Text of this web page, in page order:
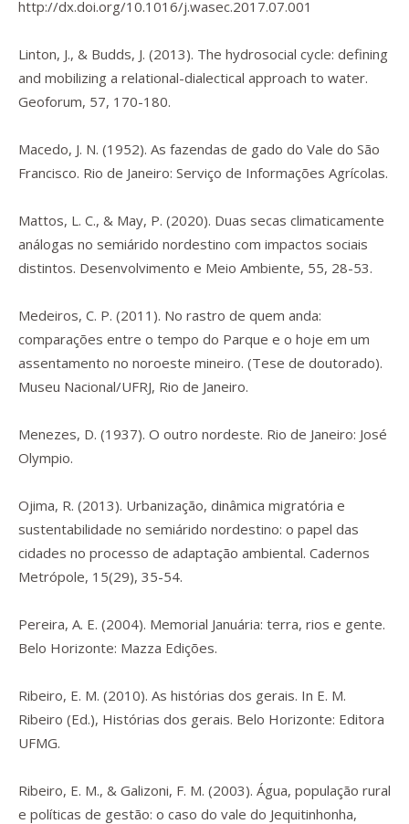
http://dx.doi.org/10.1016/j.wasec.2017.07.001
Linton, J., & Budds, J. (2013). The hydrosocial cycle: defining
and mobilizing a relational-dialectical approach to water.
Geoforum, 57, 170-180.
Macedo, J. N. (1952). As fazendas de gado do Vale do São
Francisco. Rio de Janeiro: Serviço de Informações Agrícolas.
Mattos, L. C., & May, P. (2020). Duas secas climaticamente
análogas no semiárido nordestino com impactos sociais
distintos. Desenvolvimento e Meio Ambiente, 55, 28-53.
Medeiros, C. P. (2011). No rastro de quem anda:
comparações entre o tempo do Parque e o hoje em um
assentamento no noroeste mineiro. (Tese de doutorado).
Museu Nacional/UFRJ, Rio de Janeiro.
Menezes, D. (1937). O outro nordeste. Rio de Janeiro: José
Olympio.
Ojima, R. (2013). Urbanização, dinâmica migratória e
sustentabilidade no semiárido nordestino: o papel das
cidades no processo de adaptação ambiental. Cadernos
Metrópole, 15(29), 35-54.
Pereira, A. E. (2004). Memorial Januária: terra, rios e gente.
Belo Horizonte: Mazza Edições.
Ribeiro, E. M. (2010). As histórias dos gerais. In E. M.
Ribeiro (Ed.), Histórias dos gerais. Belo Horizonte: Editora
UFMG.
Ribeiro, E. M., & Galizoni, F. M. (2003). Água, população rural
e políticas de gestão: o caso do vale do Jequitinhonha,